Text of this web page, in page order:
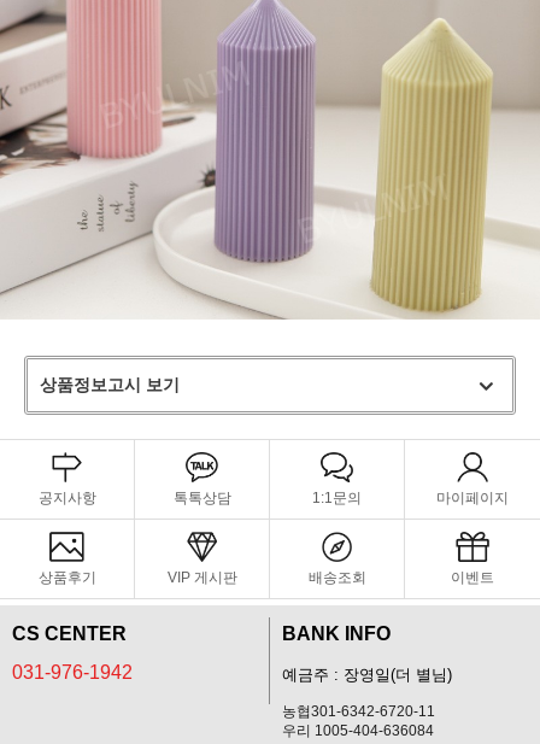
상품정보고시 보기
공지사항 톡톡상담 1:1문의 마이페이지
상품후기 VIP 게시판 배송조회 이벤트
CS CENTER
031-976-1942
BANK INFO
예금주 : 장영일(더 별님)
농협301-6342-6720-11
우리 1005-404-636084